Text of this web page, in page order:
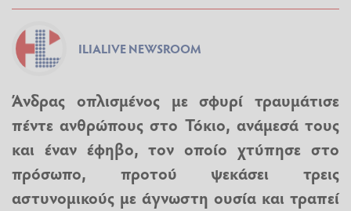
ILIALIVE NEWSROOM
Άνδρας οπλισμένος με σφυρί τραυμάτισε
πέντε ανθρώπους στο Τόκιο, ανάμεσά τους
και έναν έφηβο, τον οποίο χτύπησε στο
πρόσωπο, προτού ψεκάσει τρεις
αστυνομικούς με άγνωστη ουσία και τραπεί